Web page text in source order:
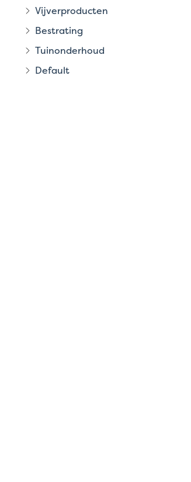
Vijverproducten
Bestrating
Tuinonderhoud
Default